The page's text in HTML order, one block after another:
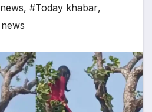
, #Today khabar,